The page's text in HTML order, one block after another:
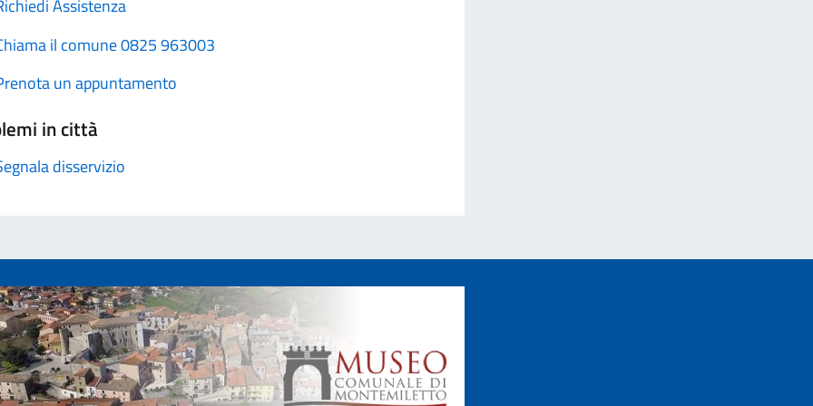
Assistenza
il comune 0825 963003
un appuntamento
in città
disservizio